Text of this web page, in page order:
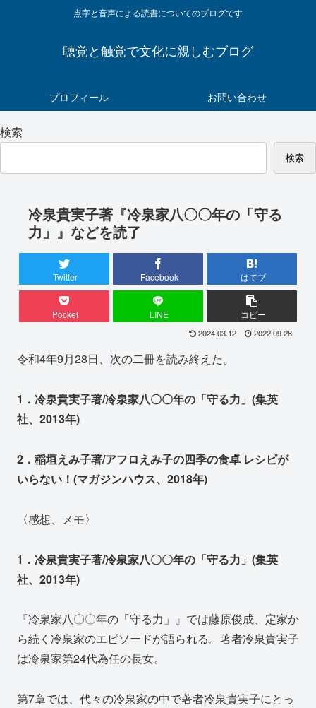
点字と音声による読書についてのブログです
聴覚と触覚で文化に親しむブログ
プロフィール お問い合わせ
検索
検索
冷泉貴実子著『冷泉家八〇〇年の「守る
力」』などを読了
Twitter Facebook はてブ
Pocket LINE コピー
2024.03.12 2022.09.28
令和4年9月28日、次の二冊を読み終えた。
1．冷泉貴実子著/冷泉家八〇〇年の「守る力」(集英
社、2013年)
2．稲垣えみ子著/アフロえみ子の四季の食卓 レシピが
いらない！(マガジンハウス、2018年)
〈感想、メモ〉
1．冷泉貴実子著/冷泉家八〇〇年の「守る力」(集英
社、2013年)
『冷泉家八〇〇年の「守る力」』では藤原俊成、定家か
ら続く冷泉家のエピソードが語られる。著者冷泉貴実子
は冷泉家第24代為任の長女。
第7章では、代々の冷泉家の中で著者冷泉貴実子にとっ